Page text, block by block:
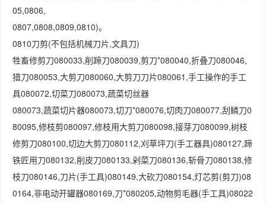
05,0806,
0807,0808,0809,0810)。
0810刀剪(不包括机械刀片,文具刀)
牲畜修剪刀080033,削蹄刀080039,剪刀*080040,折叠刀080046,
猎刀080053,大剪刀080060,大剪刀刀片080061,手工操作的手工
具080072,切菜刀080073,蔬菜切丝器
080073,蔬菜切片器080073,切刀*080076,切肉刀080077,刮鳞刀0
80095,修枝剪080097,修枝用大剪刀080098,接芽刀080099,树枝
修剪刀080100,切边大剪刀080112,刈草坪刀(手工器具)080127,蹄
铁匠用刀080132,削皮刀080133,剁菜刀080136,斩骨刀080138,修
枝刀080146,刀片(手工具)080149,大砍刀080154,灯芯剪(剪刀)08
0164,非电动开罐器080169,刀*080205,动物剪毛器(手工具)08022